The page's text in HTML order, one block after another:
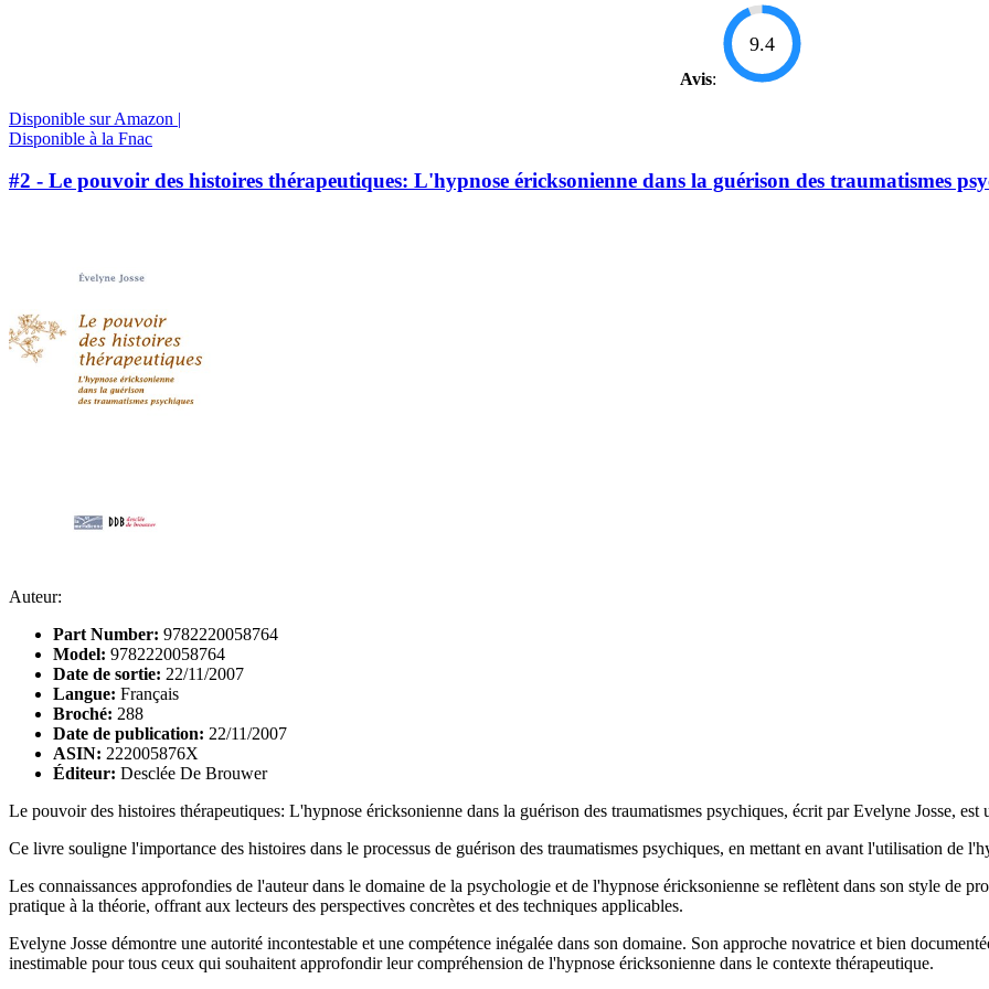
Avis:
9.4
Disponible sur Amazon |
Disponible à la Fnac
#2 - Le pouvoir des histoires thérapeutiques: L'hypnose éricksonienne dans la guérison des traumatismes
Auteur:
Part Number: 9782220058764
Model: 9782220058764
Date de sortie: 22/11/2007
Langue: Français
Broché: 288
Date de publication: 22/11/2007
ASIN: 222005876X
Éditeur: Desclée De Brouwer
Le pouvoir des histoires thérapeutiques: L'hypnose éricksonienne dans la guérison des traumatismes psychiques, écrit par Evelyne Josse,
Ce livre souligne l'importance des histoires dans le processus de guérison des traumatismes psychiques, en mettant en avant l'utilisation de
Les connaissances approfondies de l'auteur dans le domaine de la psychologie et de l'hypnose éricksonienne se reflètent dans son style de
pratique à la théorie, offrant aux lecteurs des perspectives concrètes et des techniques applicables.
Evelyne Josse démontre une autorité incontestable et une compétence inégalée dans son domaine. Son approche novatrice et bien
inestimable pour tous ceux qui souhaitent approfondir leur compréhension de l'hypnose éricksonienne dans le contexte thérapeutique.